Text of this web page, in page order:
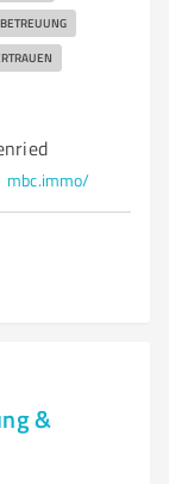
mbc.immo/
&